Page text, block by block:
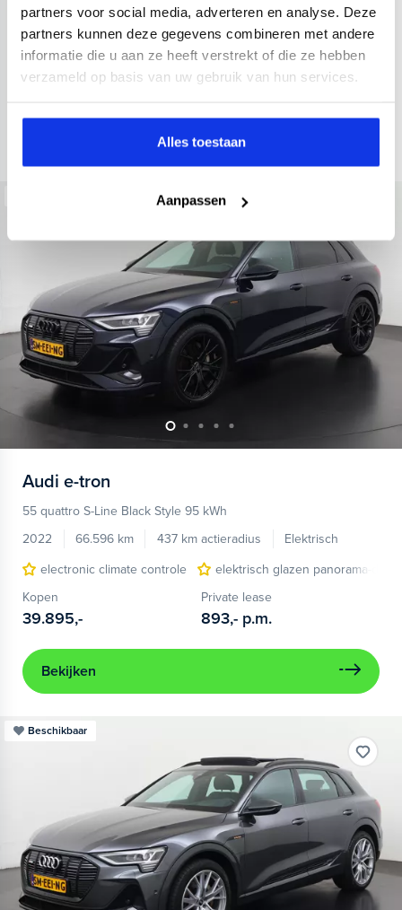
partners voor social media, adverteren en analyse. Deze
partners kunnen deze gegevens combineren met andere
informatie die u aan ze heeft verstrekt of die ze hebben
verzameld op basis van uw gebruik van hun services.
Alles toestaan
Aanpassen
34.998 km 437 km actieradius
Elektrisch
electronic climate controle
elektrisch glazen panorama-dak
Kopen
36.895,-
Private lease
793,- p.m.
Audi e-tron
55 quattro S-Line Black Style 95 kWh
2022
66.596 km 437 km actieradius
Elektrisch
electronic climate controle
elektrisch glazen panorama-dak
Kopen
39.895,-
Private lease
893,- p.m.
Bekijken
Beschikbaar